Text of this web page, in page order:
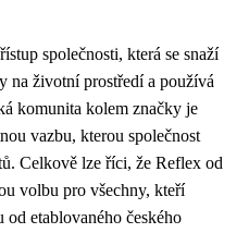
společnosti, která se snaží
na životní prostředí a používá
komunita kolem značky je
vazbu, kterou společnost
Celkově lze říci, že Reflex od
volbu pro všechny, kteří
etablovaného českého